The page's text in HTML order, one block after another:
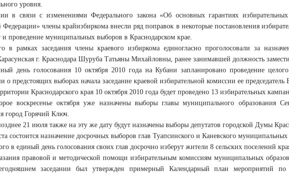
уровня.
в связи с изменениями Федерального закона «Об основных гарантиях
Федерации» члены крайизбиркома внесли ряд поправок в некоторые постановления
и проведение муниципальных выборов в Краснодарском крае.
в рамках заседания члены краевого избиркома единогласно проголосовали за
г. Краснодара Шуруба Татьяны Михайловны, ранее занимавшей должность
день голосования 10 октября 2010 года на Кубани запланировано проведение
о предстоящих выборах начала заседание краевой избирательной комиссии ее
Краснодарского края 10 октября 2010 года будет проведено 13 избирательных
воскресенье октября уже назначены выборы главы муниципального образования
город Горячий Ключ.
21 июля также на эту же дату будут назначены выборы депутатов городской Думы
состоится назначение досрочных выборов глав Туапсинского и Каневского
в единый день голосования своих глав досрочно изберут жители 8 сельских поселений
правовой и методической помощи избирательным комиссиям муниципальных
заседании был утвержден примерный Календарный план мероприятий